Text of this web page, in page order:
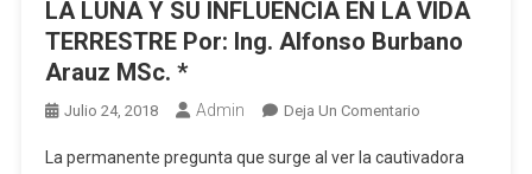
LA LUNA Y SU INFLUENCIA EN LA VIDA
TERRESTRE Por: Ing. Alfonso Burbano
Arauz MSc. *
Julio 24, 2018 Admin Deja Un ComentarioEn
LUNA
La permanente pregunta que surge al ver la cautivadora